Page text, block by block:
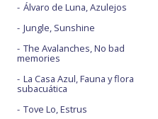
Álvaro de Luna, Azulejos
Jungle, Sunshine
The Avalanches, No bad
memories
La Casa Azul, Fauna y flora
subacuática
Tove Lo, Estrus